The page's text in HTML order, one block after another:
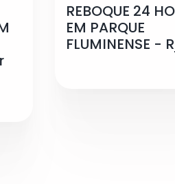
REBOQUE 24
EM PARQUE
FLUMINENSE -